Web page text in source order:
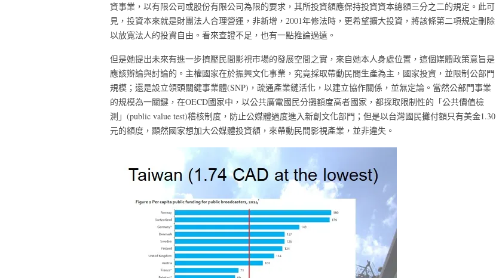
資事業，以有限公司或股份有限公司為限的要求，其所投資額應保持投資資本總額三分之二的規定。此可
見，投資本來就是財團法人合理營運，非新增，2001年修法時，更希望擴大投資，將該條第二項規定刪除
以放寬法人的投資自由。看來查證不足，也有一點推論過遠。
但是她提出未來有進一步擠壓民間影視市場的發展空間之實，來自她本人身處位置，這個媒體政策意旨是
應該辯論與討論的。主權國家在於振興文化事業，究竟採取帶動民間生產為主，國家投資，並限制公部門
規模；還是設立領頭關鍵事業體(SNP)，疏通產業鏈活化，以建立協作關係，並無定論。當然公部門事業
的規模為一關鍵，在OECD國家中，以公共廣電國民分攤額度高者國家，都採取限制性的「公共價值檢
測」(public value test)稽核制度，防止公媒體過度進入新創文化部門；但是以台灣國民攤付額只有美金1.30
元的額度，顯然國家想加大公媒體投資額，來帶動民間影視產業，並非違失。